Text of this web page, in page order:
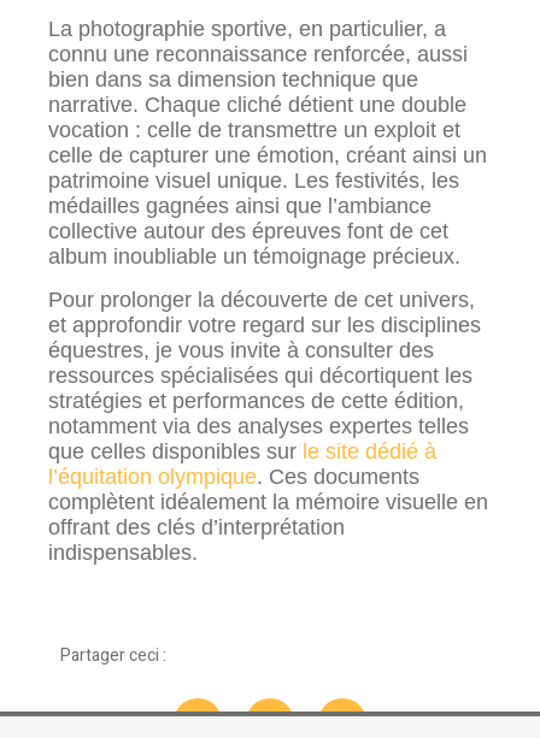
La photographie sportive, en particulier, a
connu une reconnaissance renforcée, aussi
bien dans sa dimension technique que
narrative. Chaque cliché détient une double
vocation : celle de transmettre un exploit et
celle de capturer une émotion, créant ainsi un
patrimoine visuel unique. Les festivités, les
médailles gagnées ainsi que l’ambiance
collective autour des épreuves font de cet
album inoubliable un témoignage précieux.
Pour prolonger la découverte de cet univers,
et approfondir votre regard sur les disciplines
équestres, je vous invite à consulter des
ressources spécialisées qui décortiquent les
stratégies et performances de cette édition,
notamment via des analyses expertes telles
que celles disponibles sur le site dédié à
l’équitation olympique. Ces documents
complètent idéalement la mémoire visuelle en
offrant des clés d’interprétation
indispensables.
Partager ceci :